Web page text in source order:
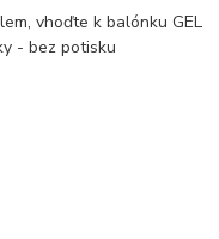
vhoďte k balónku GEL
- bez potisku